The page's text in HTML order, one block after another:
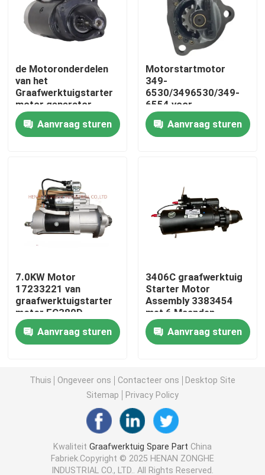
Fabrieksreis
Contacteer ons
Nieuws
Graafwerktuig Spare Part
CAT Spare Parts
Motorreservedelen
Perkins-motoronderdelen
cummins motorvervangstukken
De Vervangstukken van de luchtcompressor
Diesel brandstof injectie pomp
de Motoronderdelen
van het
Graafwerktuigstarter
motor generator
2873D202 van 10T
12V Aanvraag sturen
Motorstartmotor
349-
6530/3496530/349-
6554 voor
Graafwerktuig
Aanvraag sturen
7.0KW Motor
17233221 van
graafwerktuigstarter
motor EC380D
Flenssteun
Aanvraag sturen
3406C graafwerktuig
Starter Motor
Assembly 3383454
met 6 Maanden
Garantie
Aanvraag sturen
Thuis Ongeveer ons Contacteer ons
Desktop Site
Sitemap
Privacy Policy
Kwaliteit Graafwerktuig Spare Part China
Fabriek.Copyright © 2025 HENAN ZONGHE
INDUSTRIAL CO., LTD.. All Rights Reserved.